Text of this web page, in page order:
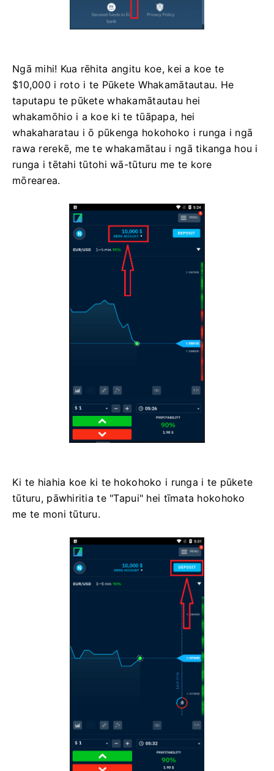
Ngā mihi! Kua rēhita angitu koe, kei a koe te
$10,000 i roto i te Pūkete Whakamātautau. He
taputapu te pūkete whakamātautau hei
whakamōhio i a koe ki te tūāpapa, hei
whakaharatau i ō pūkenga hokohoko i runga i ngā
rawa rerekē, me te whakamātau i ngā tikanga hou i
runga i tētahi tūtohi wā-tūturu me te kore
mōrearea.
Ki te hiahia koe ki te hokohoko i runga i te pūkete
tūturu, pāwhiritia te "Tapui" hei tīmata hokohoko
me te moni tūturu.